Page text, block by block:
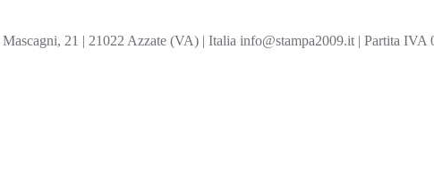
21 | 21022 Azzate (VA) | Italia info@stampa2009.it | Partita IVA